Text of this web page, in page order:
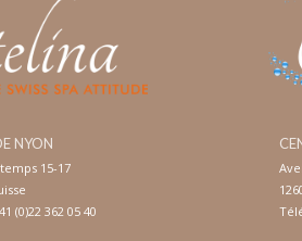
NYON
15-17
(0)22 362 05 40